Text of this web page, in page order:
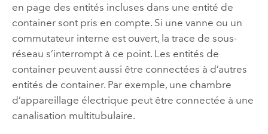
en page des entités incluses dans une entité de
container sont pris en compte. Si une vanne ou un
commutateur interne est ouvert, la trace de sous-
réseau s’interrompt à ce point. Les entités de
container peuvent aussi être connectées à d’autres
entités de container. Par exemple, une chambre
d’appareillage électrique peut être connectée à une
canalisation multitubulaire.